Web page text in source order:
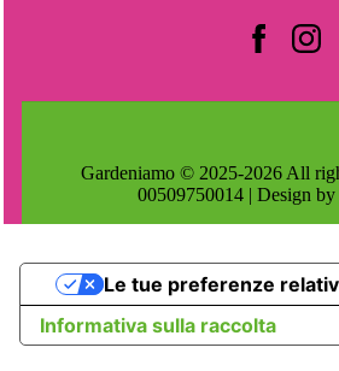
Gardeniamo © 2025-2026 All
00509750014 | Design
Informativa sulla raccolta
Le tue preferenze